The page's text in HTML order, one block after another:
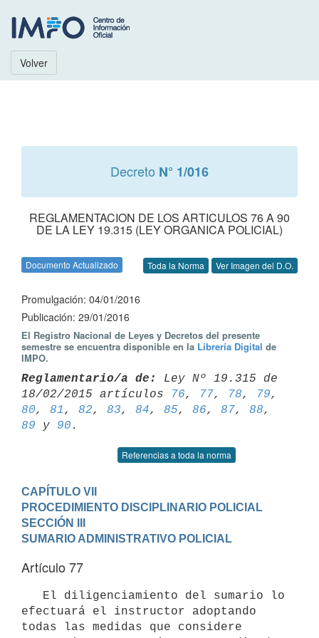
Volver
Decreto N° 1/016
REGLAMENTACION DE LOS ARTICULOS 76 A 90
DE LA LEY 19.315 (LEY ORGANICA POLICIAL)
Documento Actualizado Toda la Norma Ver Imagen del D.O.
Promulgación: 04/01/2016
Publicación: 29/01/2016
El Registro Nacional de Leyes y Decretos del presente
semestre se encuentra disponible en la Librería Digital de
IMPO.
Reglamentario/a de:
Ley Nº 19.315 de
18/02/2015 artículos
76, 77, 78, 79
80, 81 , 82, 83, 84, 85, 86, 87, 88
89 y 90
Referencias a toda la norma
CAPÍTULO VII
PROCEDIMIENTO DISCIPLINARIO POLICIAL
SECCIÓN III
SUMARIO ADMINISTRATIVO POLICIAL
Artículo 77
efectuará el instructor adoptando
todas las medidas que considere